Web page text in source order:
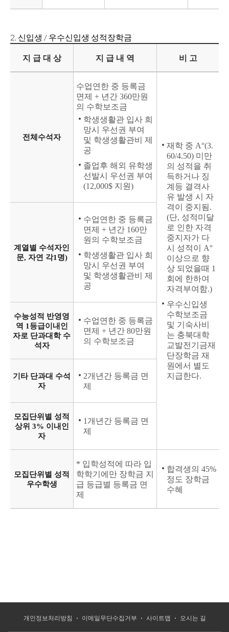
2. 신입생 / 우수신입생 성적장학금
지 급 대 상 지 급 내 역 비 고
전체수석자
수업연한 중 등록금
면제 + 년간 360만원
의 수학보조금
학생생활관 입사 희
망시 우선권 부여
및 학생생활관비 제
공
졸업후 해외 유학생
선발시 우선권 부여
(12,000$ 지원)
재학 중 A°(3.
60/4.50) 미만
의 성적을 취
득하거나 징
계등 결격사
유 발생 시 자
격이 중지됨.
(단, 성적미달
로 인한 자격
중지자가 다
시 성적이 A°
이상으로 향
상 되었을때 1
회에 한하여
자격부여함.)
우수신입생
수학보조금
및 기숙사비
는 충북대학
교발전기금재
단장학금 재
원에서 별도
지급한다.
계열별 수석자인
문, 자연 각1명)
수업연한 중 등록금
면제 + 년간 160만
원의 수학보조금
학생생활관 입사 희
망시 우선권 부여
및 학생생활관비 제
공
수능성적 반영영
역 1등급이내인
자로 단과대학 수
석자
수업연한 중 등록금
면제 + 년간 80만원
의 수학보조금
기타 단과대 수석
자
2개년간 등록금 면
제
모집단위별 성적
상위 3% 이내인
자
1개년간 등록금 면
제
모집단위별 성적
우수학생
* 입학성적에 따라 입
학학기에만 장학금 지
급 등급별 등록금 면
제
합격생의 45%
정도 장학금
수혜
개인정보처리방침 이메일무단수집거부 사이트맵 오시는 길